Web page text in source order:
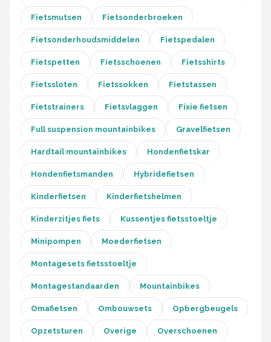
Fietsmutsen Fietsonderbroeken
Fietsonderhoudsmiddelen Fietspedalen
Fietspetten Fietsschoenen Fietsshirts
Fietssloten Fietssokken Fietstassen
Fietstrainers Fietsvlaggen Fixie fietsen
Full suspension mountainbikes Gravelfietsen
Hardtail mountainbikes Hondenfietskar
Hondenfietsmanden Hybridefietsen
Kinderfietsen Kinderfietshelmen
Kinderzitjes fiets Kussentjes fietsstoeltje
Minipompen Moederfietsen
Montagesets fietsstoeltje
Montagestandaarden Mountainbikes
Omafietsen Ombouwsets Opbergbeugels
Opzetsturen Overige Overschoenen